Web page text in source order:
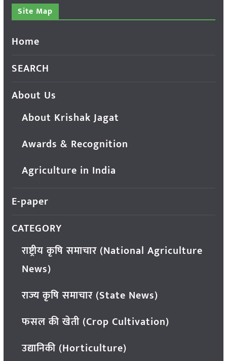
Site Map
Home
SEARCH
About Us
About Krishak Jagat
Awards & Recognition
Agriculture in India
E-paper
CATEGORY
राष्ट्रीय कृषि समाचार (National Agriculture
News)
राज्य कृषि समाचार (State News)
फसल की खेती (Crop Cultivation)
उद्यानिकी (Horticulture)